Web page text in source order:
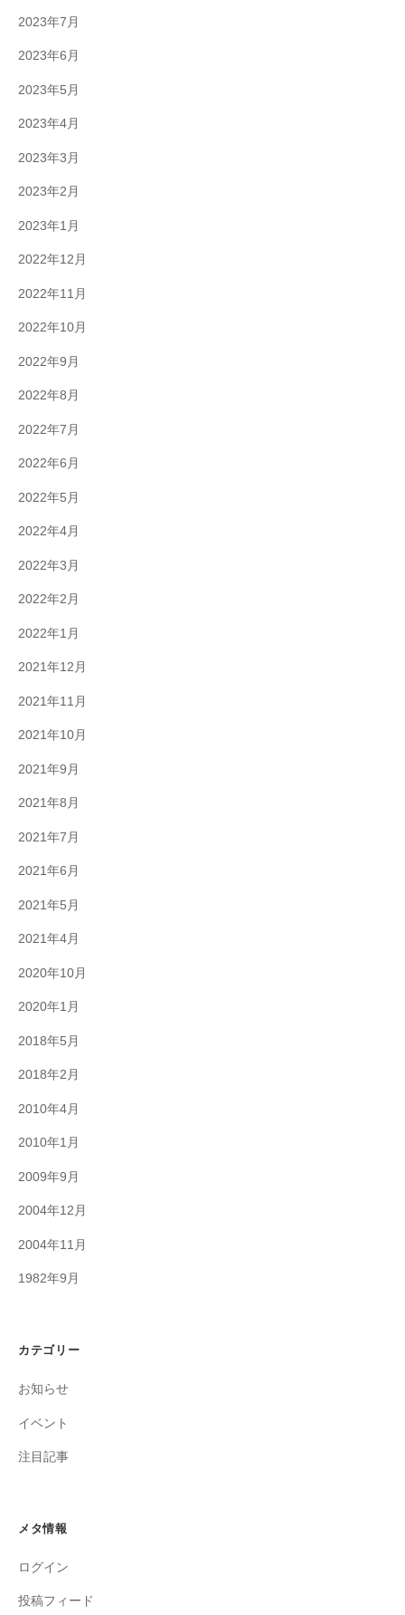
2023年7月
2023年6月
2023年5月
2023年4月
2023年3月
2023年2月
2023年1月
2022年12月
2022年11月
2022年10月
2022年9月
2022年8月
2022年7月
2022年6月
2022年5月
2022年4月
2022年3月
2022年2月
2022年1月
2021年12月
2021年11月
2021年10月
2021年9月
2021年8月
2021年7月
2021年6月
2021年5月
2021年4月
2020年10月
2020年1月
2018年5月
2018年2月
2010年4月
2010年1月
2009年9月
2004年12月
2004年11月
1982年9月
カテゴリー
お知らせ
イベント
注目記事
メタ情報
ログイン
投稿フィード